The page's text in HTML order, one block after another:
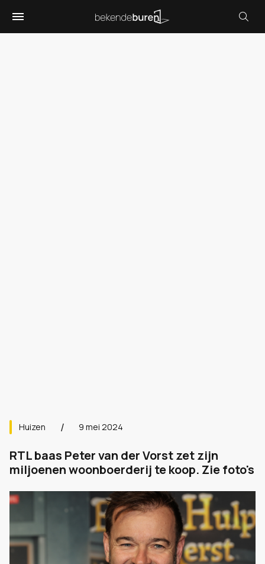
Huizen 9 mei 2024
RTL baas Peter van der Vorst zet zijn
miljoenen woonboerderij te koop. Zie foto's